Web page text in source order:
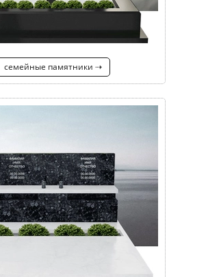
семейные памятники ⇢